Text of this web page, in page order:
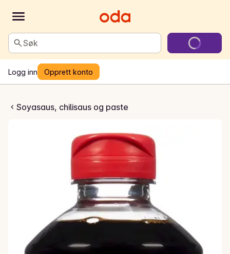
Søk
Logg inn Opprett konto
Soyasaus, chilisaus og paste